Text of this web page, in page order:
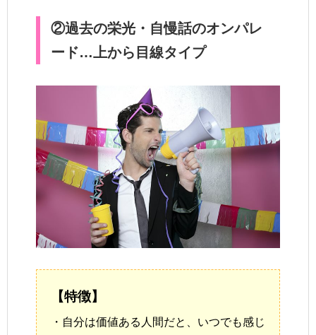
②過去の栄光・自慢話のオンパレ
ード…上から目線タイプ
【特徴】
・自分は価値ある人間だと、いつでも感じ